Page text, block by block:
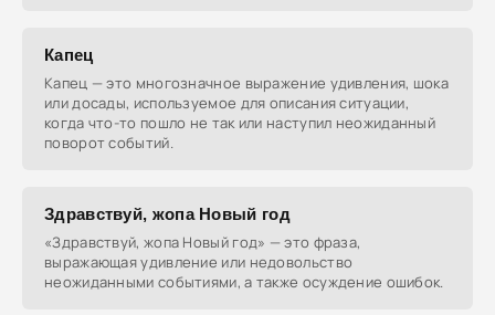
Капец
Капец — это многозначное выражение удивления, шока
или досады, используемое для описания ситуации,
когда что-то пошло не так или наступил неожиданный
поворот событий.
Здравствуй, жопа Новый год
«Здравствуй, жопа Новый год» — это фраза,
выражающая удивление или недовольство
неожиданными событиями, а также осуждение ошибок.